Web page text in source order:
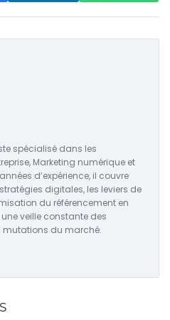
spécialisé dans les
Marketing numérique et
d’expérience, il couvre
digitales, les leviers de
du référencement en
veille constante des
mutations du marché.